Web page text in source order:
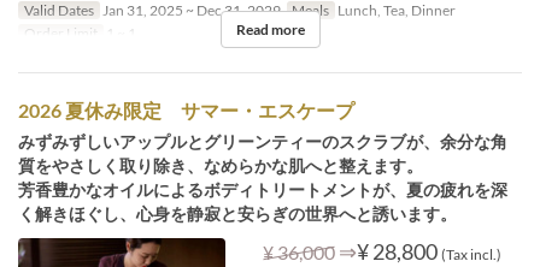
Valid Dates Jan 31, 2025 ~ Dec 31, 2029 Meals Lunch, Tea, Dinner
Order Limit
1 ~ 1 Read more
2026 夏休み限定 サマー・エスケープ
みずみずしいアップルとグリーンティーのスクラブが、余分な角
質をやさしく取り除き、なめらかな肌へと整えます。
芳香豊かなオイルによるボディトリートメントが、夏の疲れを深
く解きほぐし、心身を静寂と安らぎの世界へと誘います。
¥ 36,000 ⇒¥ 28,800 (Tax incl.)